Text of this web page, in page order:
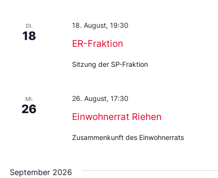
DI.
18
ER-Fraktion
18. August, 19:30
Sitzung der SP-Fraktion
MI.
26
Einwohnerrat Riehen
26. August, 17:30
Zusammenkunft des Einwohnerrats
September 2026